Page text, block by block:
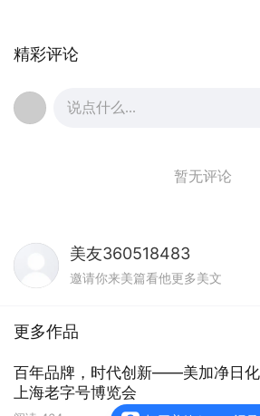
精彩评论
说点什么...
暂无评论
美友360518483
邀请你来美篇看他更多美文
更多作品
百年品牌，时代创新——美加净日
上海老字号博览会